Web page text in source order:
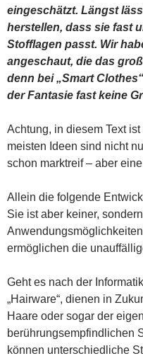
eingeschätzt. Längst
herstellen, dass sie fast
Stofflagen passt. Wir
angeschaut, die das
denn bei „Smart
der Fantasie fast keine
Achtung, in diesem Text
meisten Ideen sind nicht
schon marktreif – aber
Allein die folgende
Sie ist aber keiner,
ermöglichen die
Geht es nach der
„Hairware“, dienen in
Haare oder sogar der
berührungsempfindlichen
können unterschiedliche